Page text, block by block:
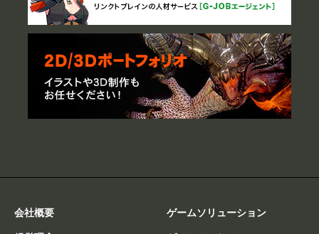
会社概要
ゲームソリューション